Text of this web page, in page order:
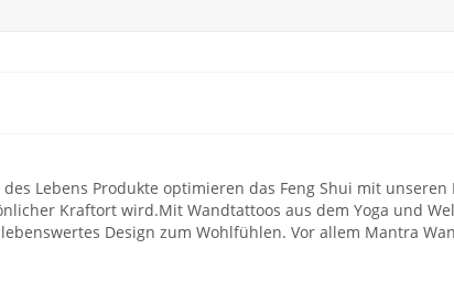
Lebens Produkte optimieren das Feng Shui mit unseren
Kraftort wird.Mit Wandtattoos aus dem Yoga und
Design zum Wohlfühlen. Vor allem Mantra